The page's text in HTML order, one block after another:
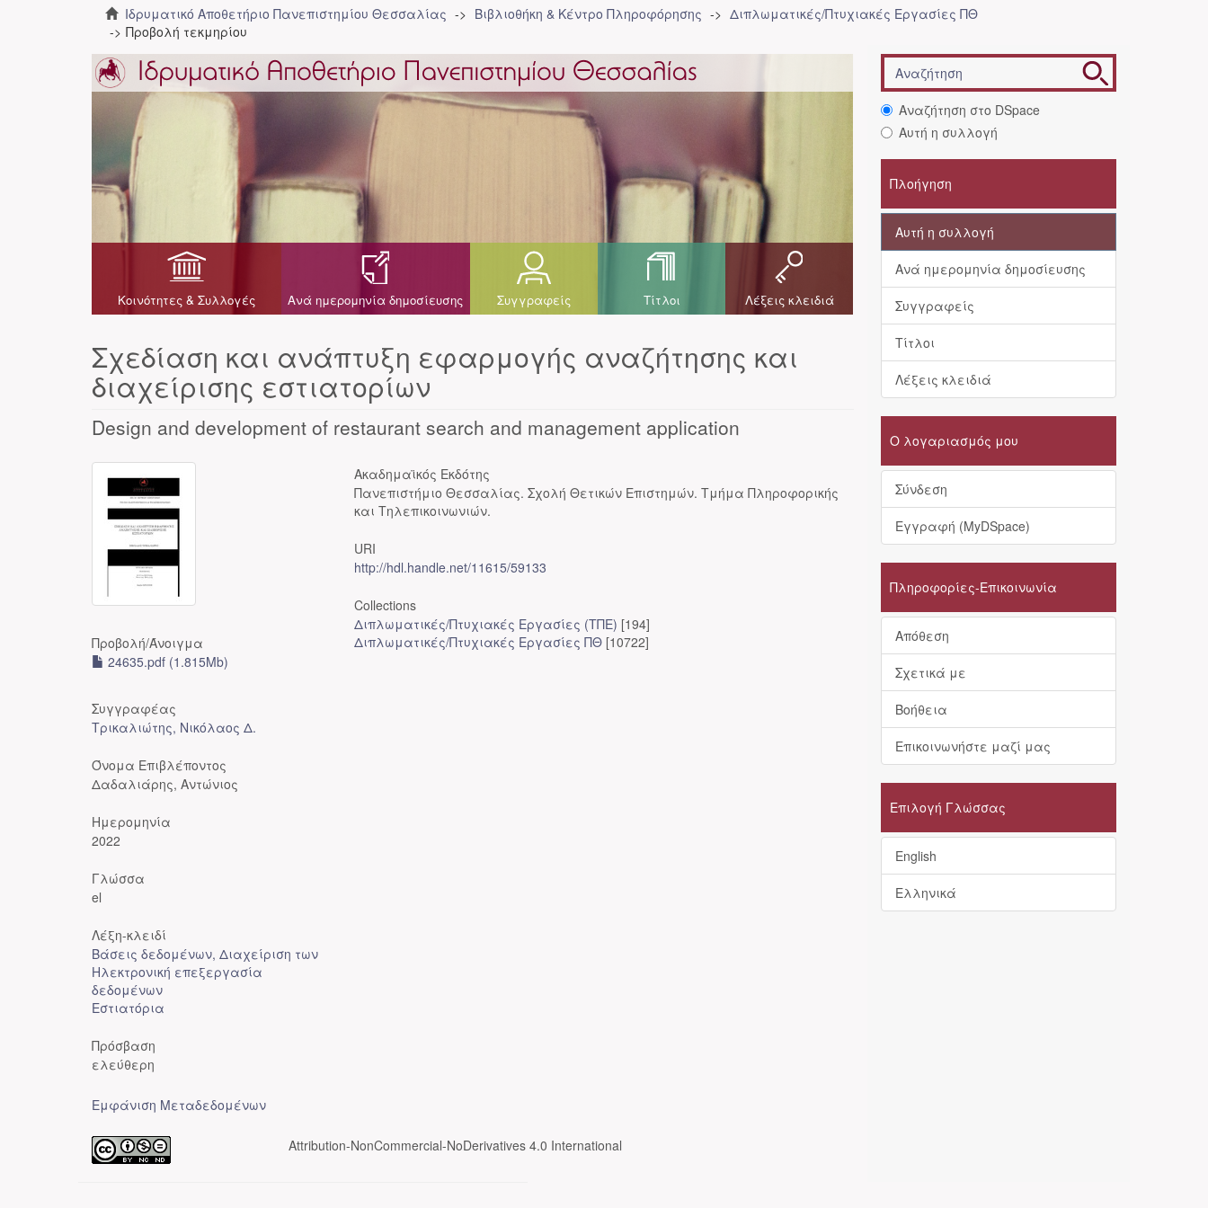
Ιδρυματικό Αποθετήριο Πανεπιστημίου Θεσσαλίας Βιβλιοθήκη & Κέντρο Πληροφόρησης
Διπλωματικές/Πτυχιακές Εργασίες ΠΘ
Προβολή τεκμηρίου
Κοινότητες & Συλλογές Ανά ημερομηνία δημοσίευσης Συγγραφείς Τίτλοι Λέξεις κλειδιά
Σχεδίαση και ανάπτυξη εφαρμογής αναζήτησης και
διαχείρισης εστιατορίων
Design and development of restaurant search and management application
Προβολή/Άνοιγμα
24635.pdf (1.815Mb)
Συγγραφέας
Τρικαλιώτης, Νικόλαος Δ.
Όνομα Επιβλέποντος
Δαδαλιάρης, Αντώνιος
Ημερομηνία
2022
Γλώσσα
el
Λέξη-κλειδί
Βάσεις δεδομένων, Διαχείριση των
Ηλεκτρονική επεξεργασία
δεδομένων
Εστιατόρια
Πρόσβαση
ελεύθερη
Εμφάνιση Μεταδεδομένων
Ακαδημαϊκός Εκδότης
Πανεπιστήμιο Θεσσαλίας. Σχολή Θετικών Επιστημών. Τμήμα Πληροφορικής
και Τηλεπικοινωνιών.
URI
http://hdl.handle.net/11615/59133
Collections
Διπλωματικές/Πτυχιακές Εργασίες (ΤΠΕ) [194]
Διπλωματικές/Πτυχιακές Εργασίες ΠΘ [10722]
Attribution-NonCommercial-NoDerivatives 4.0 International
Αναζήτηση στο DSpace
Αυτή η συλλογή
Πλοήγηση
Αυτή η συλλογή
Ανά ημερομηνία δημοσίευσης
Συγγραφείς
Τίτλοι
Λέξεις κλειδιά
Ο λογαριασμός μου
Σύνδεση
Εγγραφή (MyDSpace)
Πληροφορίες-Επικοινωνία
Απόθεση
Σχετικά με
Βοήθεια
Επικοινωνήστε μαζί μας
Επιλογή Γλώσσας
English
Ελληνικά